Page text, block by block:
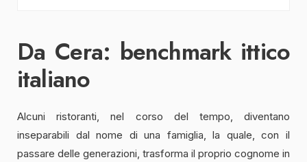
Da Cera: benchmark ittico
italiano
Alcuni ristoranti, nel corso del tempo, diventano
inseparabili dal nome di una famiglia, la quale, con il
passare delle generazioni, trasforma il proprio cognome in